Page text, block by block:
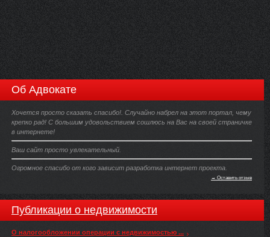
Об Адвокате
Хочется просто сказать спасибо!. Случайно набрел на этот портал, чему
крепко рад! С большим удовольствием сошлюсь на Вас на своей страничке
в интернете!
Ваш сайт просто увлекательный.
Огромное спасибо от кого зависит разработка интернет проекта.
→ Оставить отзыв
Публикации о недвижимости
О налогообложении операции с недвижимостью ...